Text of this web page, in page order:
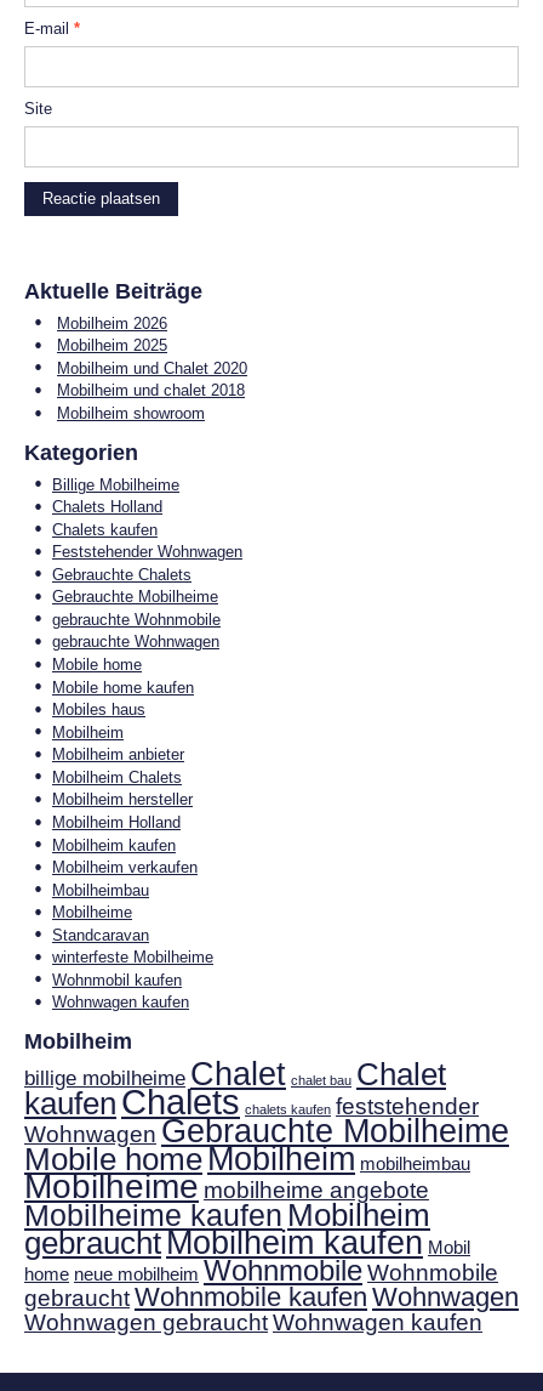
E-mail *
Site
Aktuelle Beiträge
Mobilheim 2026
Mobilheim 2025
Mobilheim und Chalet 2020
Mobilheim und chalet 2018
Mobilheim showroom
Kategorien
Billige Mobilheime
Chalets Holland
Chalets kaufen
Feststehender Wohnwagen
Gebrauchte Chalets
Gebrauchte Mobilheime
gebrauchte Wohnmobile
gebrauchte Wohnwagen
Mobile home
Mobile home kaufen
Mobiles haus
Mobilheim
Mobilheim anbieter
Mobilheim Chalets
Mobilheim hersteller
Mobilheim Holland
Mobilheim kaufen
Mobilheim verkaufen
Mobilheimbau
Mobilheime
Standcaravan
winterfeste Mobilheime
Wohnmobil kaufen
Wohnwagen kaufen
Mobilheim
billige mobilheime Chalet chalet bau Chalet
kaufenChalets chalets kaufen feststehender
Wohnwagen Gebrauchte Mobilheime
Mobile homeMobilheim mobilheimbau
Mobilheime mobilheime angebote
Mobilheime kaufen Mobilheim
gebrauchtMobilheim kaufen Mobil
home neue mobilheim WohnmobileWohnmobile
gebrauchtWohnmobile kaufen Wohnwagen
Wohnwagen gebrauchtWohnwagen kaufen